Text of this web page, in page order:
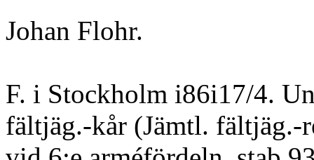
Johan Flohr.
F. i Stockholm i86i17/4.
fältjäg.-kår (Jämtl. fältjäg.-